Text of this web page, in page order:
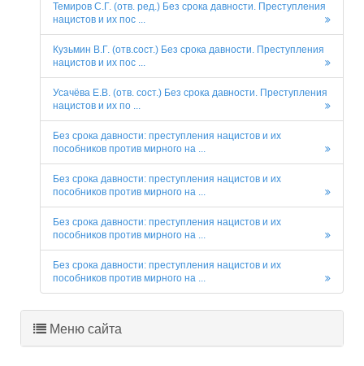
Темиров С.Г. (отв. ред.) Без срока давности. Преступления
нацистов и их пос ...
Кузьмин В.Г. (отв.сост.) Без срока давности. Преступления
нацистов и их пос ...
Усачёва Е.В. (отв. сост.) Без срока давности. Преступления
нацистов и их по ...
Без срока давности: преступления нацистов и их
пособников против мирного на ...
Без срока давности: преступления нацистов и их
пособников против мирного на ...
Без срока давности: преступления нацистов и их
пособников против мирного на ...
Без срока давности: преступления нацистов и их
пособников против мирного на ...
Меню сайта